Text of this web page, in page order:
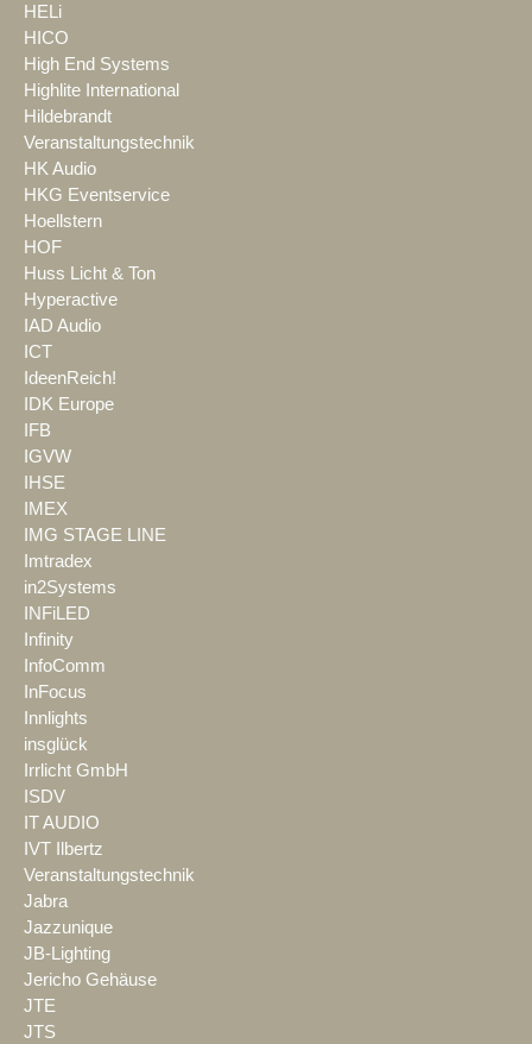
HELi
HICO
High End Systems
Highlite International
Hildebrandt
Veranstaltungstechnik
HK Audio
HKG Eventservice
Hoellstern
HOF
Huss Licht & Ton
Hyperactive
IAD Audio
ICT
IdeenReich!
IDK Europe
IFB
IGVW
IHSE
IMEX
IMG STAGE LINE
Imtradex
in2Systems
INFiLED
Infinity
InfoComm
InFocus
Innlights
insglück
Irrlicht GmbH
ISDV
IT AUDIO
IVT Ilbertz
Veranstaltungstechnik
Jabra
Jazzunique
JB-Lighting
Jericho Gehäuse
JTE
JTS